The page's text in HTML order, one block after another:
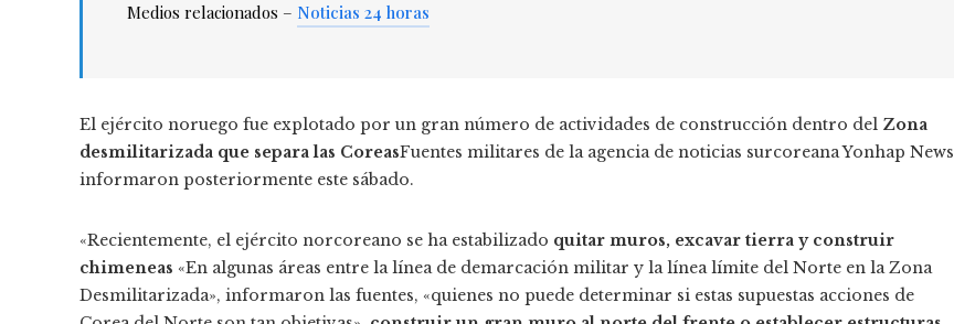
Medios relacionados – Noticias 24 horas
El ejército noruego fue explotado por un gran número de actividades de construcción dentro del Zona
desmilitarizada que separa las CoreasFuentes militares de la agencia de noticias surcoreana Yonhap News
informaron posteriormente este sábado.
«Recientemente, el ejército norcoreano se ha estabilizado quitar muros, excavar tierra y construir
chimeneas «En algunas áreas entre la línea de demarcación militar y la línea límite del Norte en la Zona
Desmilitarizada», informaron las fuentes, «quienes no puede determinar si estas supuestas acciones de